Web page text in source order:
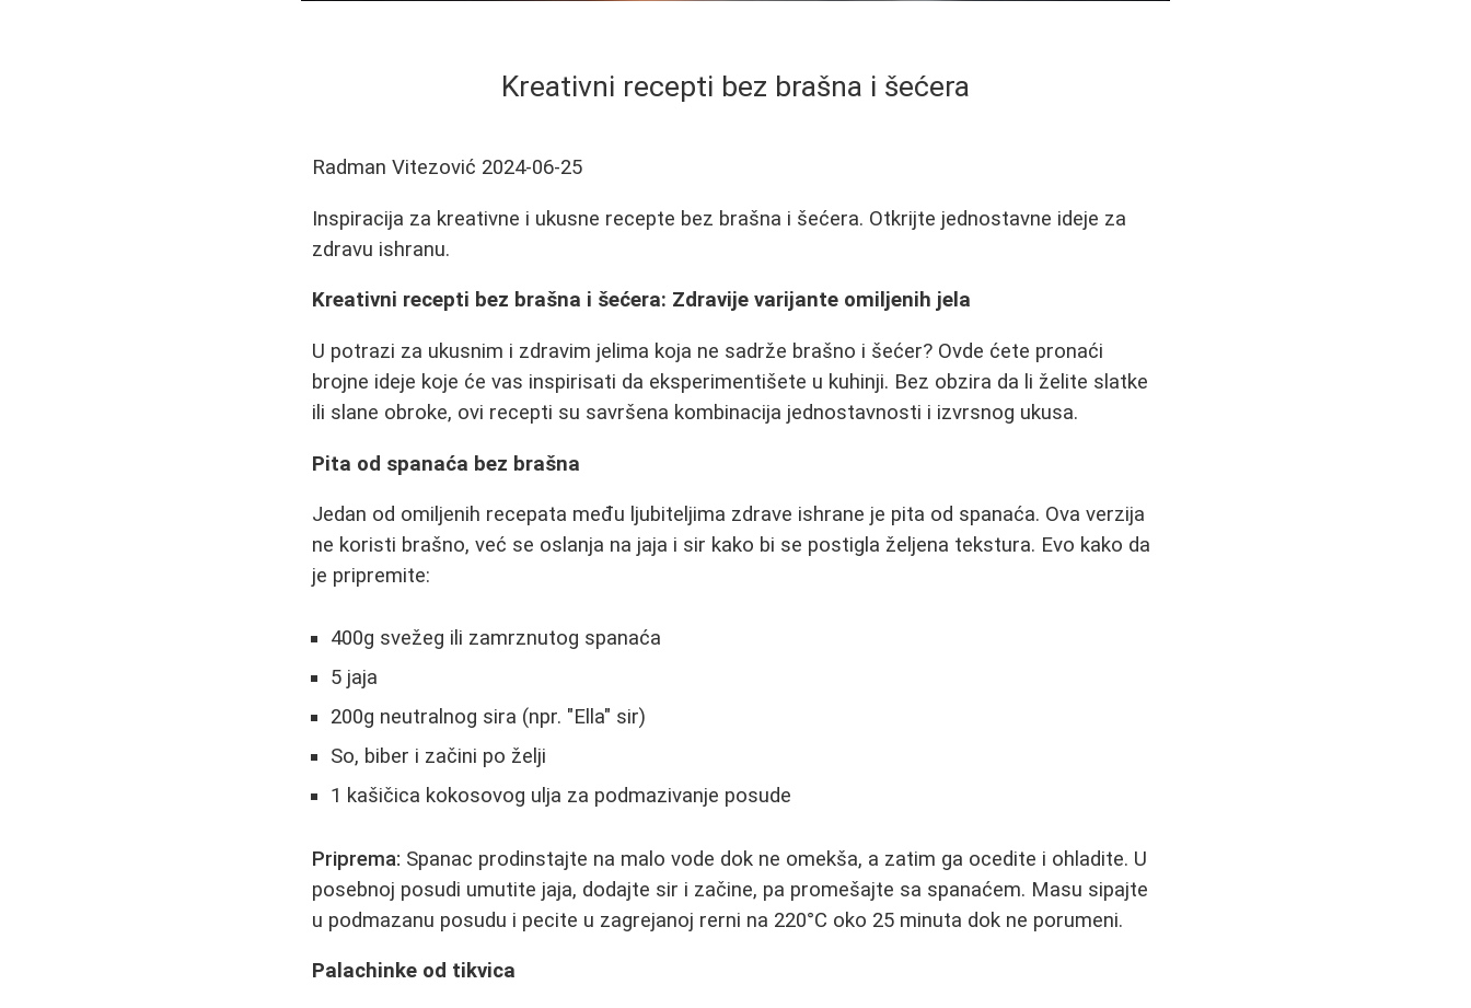
Kreativni recepti bez brašna i šećera
Radman Vitezović 2024-06-25
Inspiracija za kreativne i ukusne recepte bez brašna i šećera. Otkrijte jednostavne ideje za
zdravu ishranu.
Kreativni recepti bez brašna i šećera: Zdravije varijante omiljenih jela
U potrazi za ukusnim i zdravim jelima koja ne sadrže brašno i šećer? Ovde ćete pronaći
brojne ideje koje će vas inspirisati da eksperimentišete u kuhinji. Bez obzira da li želite slatke
ili slane obroke, ovi recepti su savršena kombinacija jednostavnosti i izvrsnog ukusa.
Pita od spanaća bez brašna
Jedan od omiljenih recepata među ljubiteljima zdrave ishrane je pita od spanaća. Ova verzija
ne koristi brašno, već se oslanja na jaja i sir kako bi se postigla željena tekstura. Evo kako da
je pripremite:
400g svežeg ili zamrznutog spanaća
5 jaja
200g neutralnog sira (npr. "Ella" sir)
So, biber i začini po želji
1 kašičica kokosovog ulja za podmazivanje posude
Priprema: Spanac prodinstajte na malo vode dok ne omekša, a zatim ga ocedite i ohladite. U
posebnoj posudi umutite jaja, dodajte sir i začine, pa promešajte sa spanaćem. Masu sipajte
u podmazanu posudu i pecite u zagrejanoj rerni na 220°C oko 25 minuta dok ne porumeni.
Palachinke od tikvica